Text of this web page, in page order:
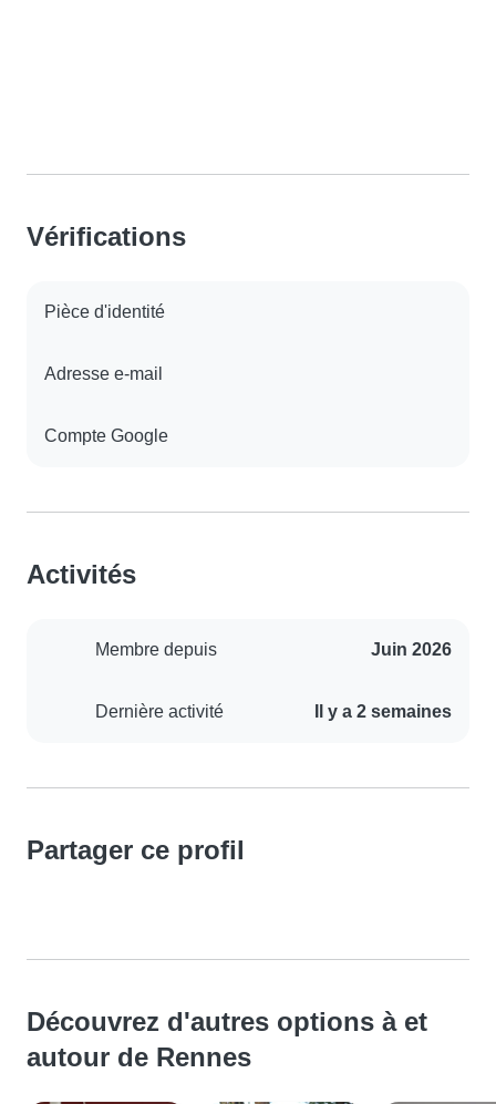
Vérifications
Pièce d'identité
Adresse e-mail
Compte Google
Activités
Membre depuis Juin 2026
Dernière activité Il y a 2 semaines
Partager ce profil
Découvrez d'autres options à et
autour de Rennes